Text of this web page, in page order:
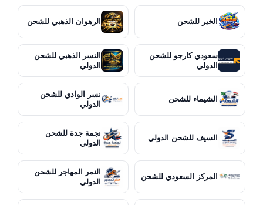
الخير للشحن الرهوان الذهبي للشحن
سعودي كارجو للشحن
الدولي
النسر الذهبي للشحن
الدولي
الشيماء للشحن
نسر الوادي للشحن
الدولي
السيف للشحن الدولي
نجمة جدة للشحن
الدولي
المركز السعودي للشحن
النمر المهاجر للشحن
الدولي